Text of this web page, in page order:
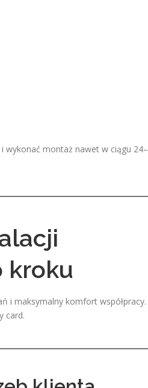
wykonać montaż nawet w ciągu 24–
kroku
i maksymalny komfort współpracy.
card.